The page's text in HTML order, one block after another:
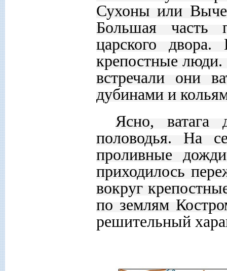
Сухоны или
Большая часть
царского
крепостные
встречали они
дубинами и
Ясно, ватага
половодья. На
проливные
приходилось
вокруг
по землям
решительный